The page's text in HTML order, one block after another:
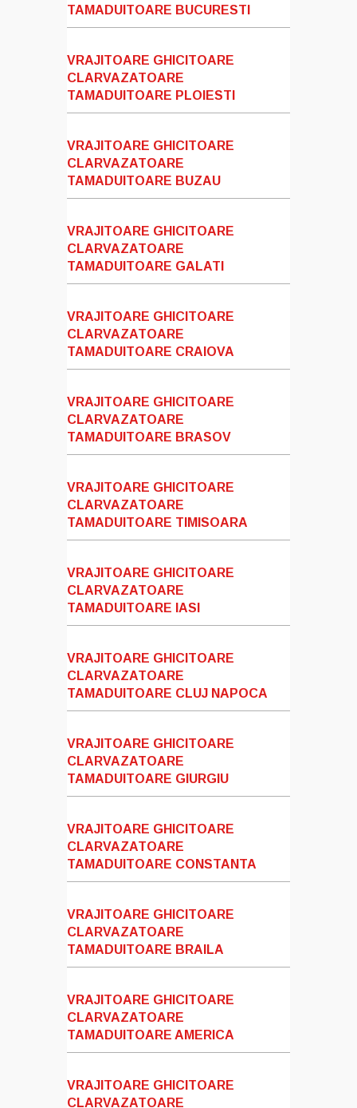
TAMADUITOARE BUCURESTI
VRAJITOARE GHICITOARE
CLARVAZATOARE
TAMADUITOARE PLOIESTI
VRAJITOARE GHICITOARE
CLARVAZATOARE
TAMADUITOARE BUZAU
VRAJITOARE GHICITOARE
CLARVAZATOARE
TAMADUITOARE GALATI
VRAJITOARE GHICITOARE
CLARVAZATOARE
TAMADUITOARE CRAIOVA
VRAJITOARE GHICITOARE
CLARVAZATOARE
TAMADUITOARE BRASOV
VRAJITOARE GHICITOARE
CLARVAZATOARE
TAMADUITOARE TIMISOARA
VRAJITOARE GHICITOARE
CLARVAZATOARE
TAMADUITOARE IASI
VRAJITOARE GHICITOARE
CLARVAZATOARE
TAMADUITOARE CLUJ NAPOCA
VRAJITOARE GHICITOARE
CLARVAZATOARE
TAMADUITOARE GIURGIU
VRAJITOARE GHICITOARE
CLARVAZATOARE
TAMADUITOARE CONSTANTA
VRAJITOARE GHICITOARE
CLARVAZATOARE
TAMADUITOARE BRAILA
VRAJITOARE GHICITOARE
CLARVAZATOARE
TAMADUITOARE AMERICA
VRAJITOARE GHICITOARE
CLARVAZATOARE